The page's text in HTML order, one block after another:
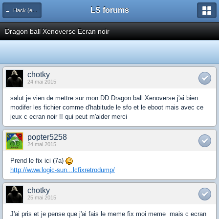
← Hack (exploits, homebrews...) LS forums
Dragon ball Xenoverse Ecran noir
chotky
24 mai 2015
salut je vien de mettre sur mon DD Dragon ball Xenoverse j'ai bien
modifer les fichier comme d'habitude le sfo et le eboot mais avec ce
jeux c ecran noir !! qui peut m'aider merci
popter5258
24 mai 2015
Prend le fix ici (7a)
http://www.logic-sun...lcfixretrodump/
chotky
25 mai 2015
J'ai pris et je pense que j'ai fais le meme fix moi meme mais c ecran